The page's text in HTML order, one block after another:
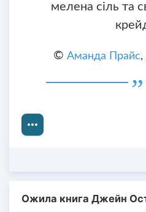
мелена сіль та
© Аманда Прайс,
Ожила книга Джейн